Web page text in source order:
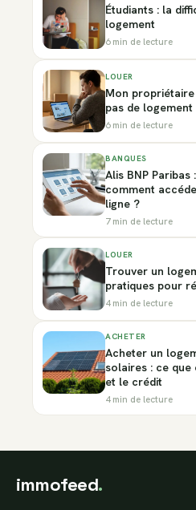
Étudiants : la
logement
6 min de lecture
LOUER
Mon
pas de
6 min de lecture
BANQUES
Alis BNP
comment
ligne ?
7 min de lecture
LOUER
Trouver un
pratiques pour
4 min de lecture
ACHETER
Acheter un
solaires : ce
et le crédit
4 min de lecture
immofeed.